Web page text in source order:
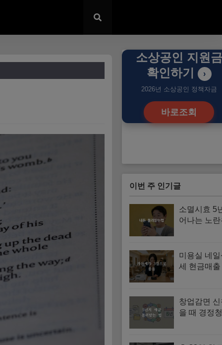
소상공인 지원금
확인하기
›
2026년 소상공인 정책자금
바로조회
이번 주 인기글
소멸시효 5
어나는 노
미용실 네
세 현금매
창업감면
을 때 경정